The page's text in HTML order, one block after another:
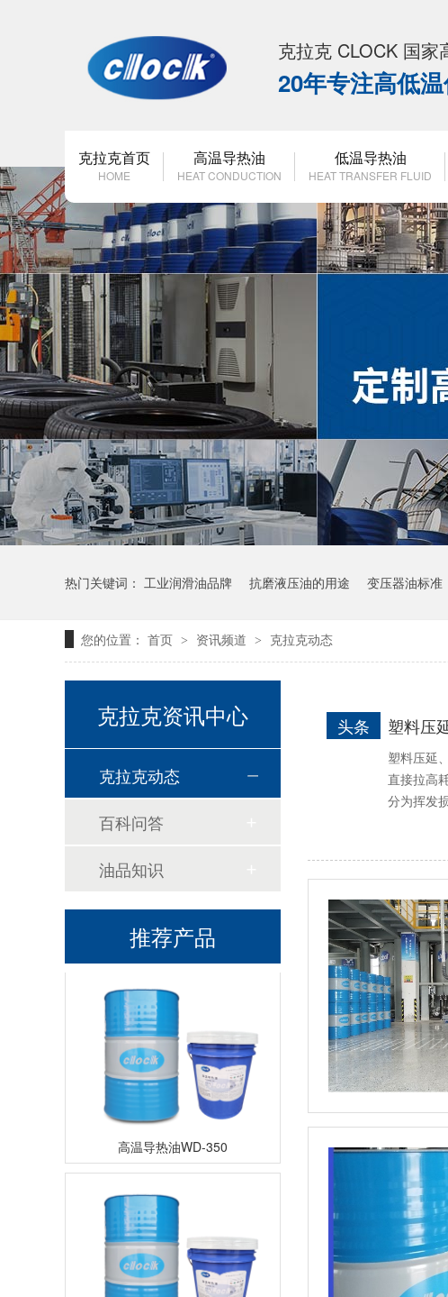
克拉克 CLOCK 国家
20年专注高低
克拉克首页
HOME
高温导热油
HEAT CONDUCTION
低温导热油
HEAT TRANSFER FLUID
热门关键词： 工业润滑油品牌 抗磨液压油的用途 变压器油标准
您的位置： 首页 > 资讯频道 > 克拉克动态
塑料压
头条
塑料压延
直接拉高
分为挥发
克拉克资讯中心
克拉克动态
百科问答
油品知识
推荐产品
高温链条油HL350
高温导热油WD-320
高温导热油KD-320
高温导热油WD-350